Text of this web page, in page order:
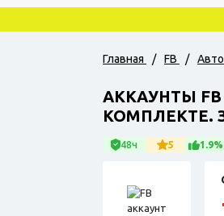
Главная / FB /
АККАУНТЫ
КОМПЛЕКТЕ.
48ч 5 1.9%